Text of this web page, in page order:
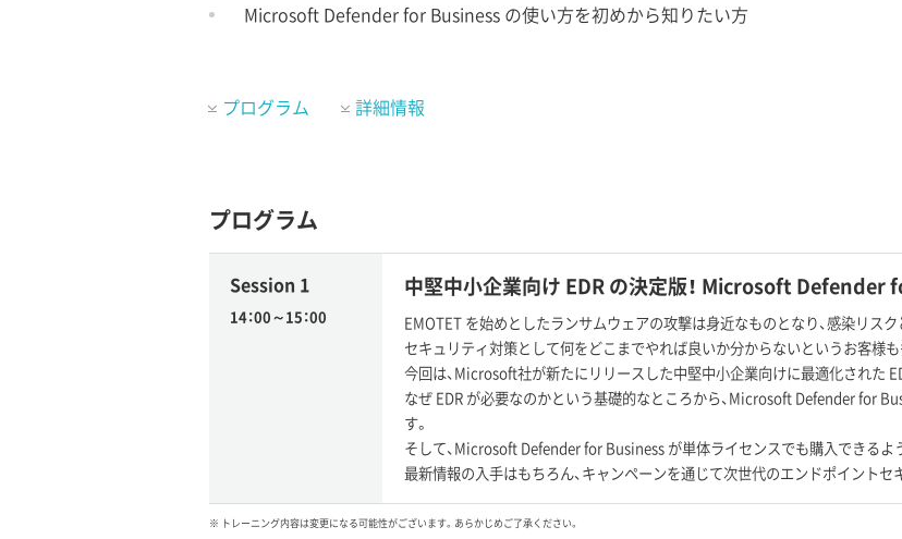
Microsoft Defender for Business の使い方を初めから知りたい方
プログラム 詳細情報
プログラム
Session 1
14：00～15：00
中堅中小企業向け EDR の決定版！ Microsoft Defender
EMOTET を始めとしたランサムウェアの攻撃は身近なものとなり、感染リス
セキュリティ対策として何をどこまでやれば良いか分からないというお客様
今回は、Microsoft社が新たにリリースした中堅中小企業向けに最適化された
なぜ EDR が必要なのかという基礎的なところから、Microsoft Defender for
す。
そして、Microsoft Defender for Business が単体ライセンスでも購入できるよ
最新情報の入手はもちろん、キャンペーンを通じて次世代のエンドポイントセ
※ トレーニング内容は変更になる可能性がございます。あらかじめご了承ください。